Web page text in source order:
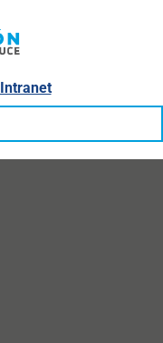
Intranet